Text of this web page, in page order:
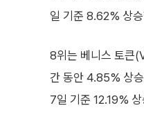
일 기준 8.62% 상
8위는 베니스 토큰
간 동안 4.85% 상
7일 기준 12.19%